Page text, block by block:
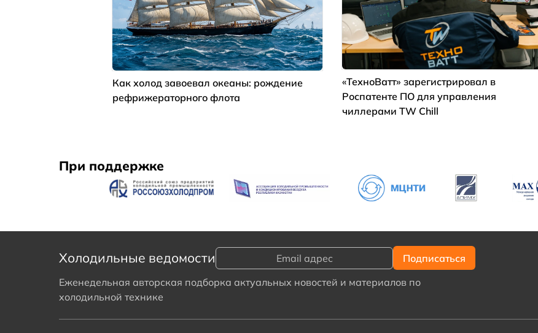
Как холод завоевал океаны: рождение
рефрижераторного флота
«ТехноВатт» зарегистрировал в
Роспатенте ПО для управления
чиллерами TW Chill
При поддержке
Холодильные ведомости
Еженедельная авторская подборка актуальных новостей и материалов по
холодильной технике